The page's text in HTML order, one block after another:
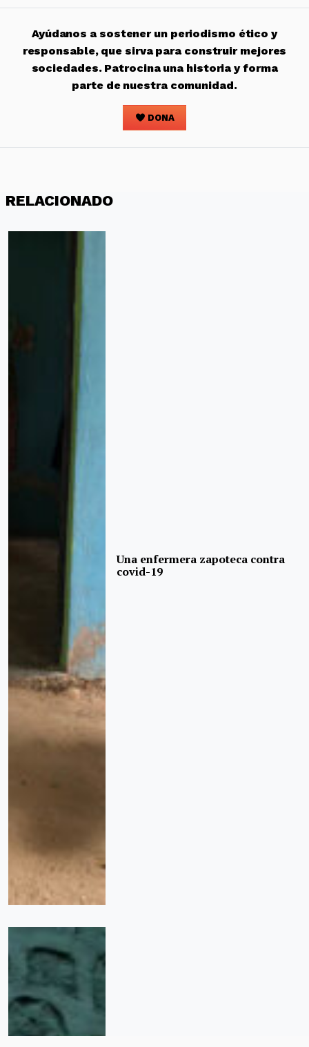
Ayúdanos a sostener un periodismo ético y
responsable, que sirva para construir mejores
sociedades. Patrocina una historia y forma
parte de nuestra comunidad.
DONA
RELACIONADO
Una enfermera zapoteca contra
covid-19